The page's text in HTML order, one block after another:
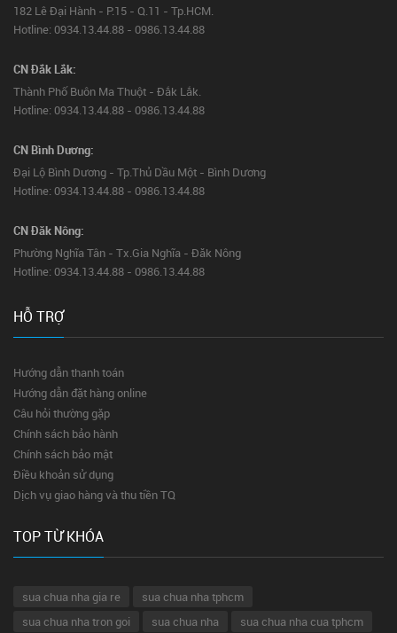
182 Lê Đại Hành - P.15 - Q.11 - Tp.HCM.
Hotline: 0934.13.44.88 - 0986.13.44.88
CN Đắk Lắk:
Thành Phố Buôn Ma Thuột - Đắk Lắk.
Hotline: 0934.13.44.88 - 0986.13.44.88
CN Bình Dương:
Đại Lộ Bình Dương - Tp.Thủ Dầu Một - Bình Dương
Hotline: 0934.13.44.88 - 0986.13.44.88
CN Đăk Nông:
Phường Nghĩa Tân - Tx.Gia Nghĩa - Đăk Nông
Hotline: 0934.13.44.88 - 0986.13.44.88
HỖ TRỢ
Hướng dẫn thanh toán
Hướng dẫn đặt hàng online
Câu hỏi thường gặp
Chính sách bảo hành
Chính sách bảo mật
Điều khoản sử dụng
Dịch vụ giao hàng và thu tiền TQ
TOP TỪ KHÓA
sua chua nha gia re
sua chua nha tphcm
sua chua nha tron goi
sua chua nha
sua chua nha cua tphcm